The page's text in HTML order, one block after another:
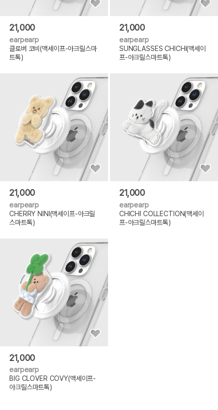
21,000
earpearp
클로버 코비(맥세이프-아크릴스마
트톡)
21,000
earpearp
SUNGLASSES CHICHI(맥세이
프-아크릴스마트톡)
21,000
earpearp
CHERRY NINI(맥세이프-아크릴
스마트톡)
21,000
earpearp
CHICHI COLLECTION(맥세이
프-아크릴스마트톡)
21,000
earpearp
BIG CLOVER COVY(맥세이프-
아크릴스마트톡)